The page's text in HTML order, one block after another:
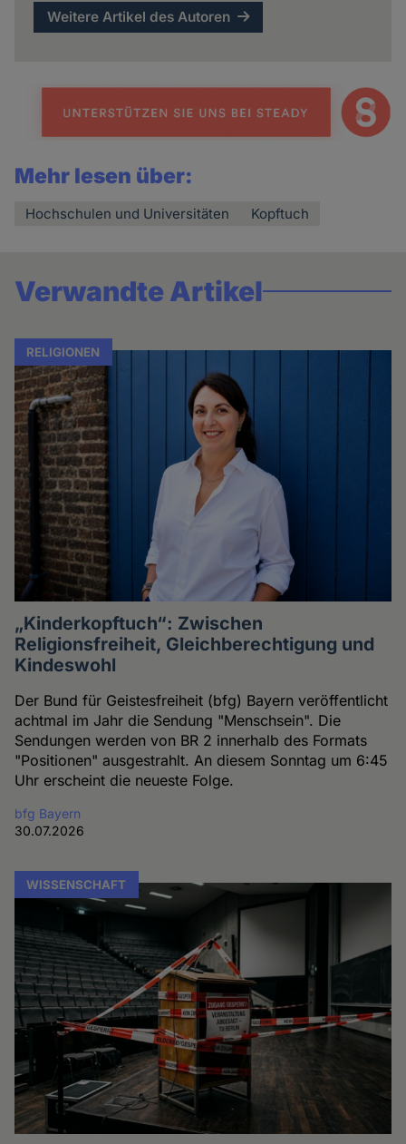
Weitere Artikel des Autoren
Mehr lesen über:
Hochschulen und Universitäten Kopftuch
Verwandte Artikel
RELIGIONEN
„Kinderkopftuch“: Zwischen
Religionsfreiheit, Gleichberechtigung und
Kindeswohl
Der Bund für Geistesfreiheit (bfg) Bayern veröffentlicht
achtmal im Jahr die Sendung "Menschsein". Die
Sendungen werden von BR 2 innerhalb des Formats
"Positionen" ausgestrahlt. An diesem Sonntag um 6:45
Uhr erscheint die neueste Folge.
bfg Bayern
30.07.2026
WISSENSCHAFT